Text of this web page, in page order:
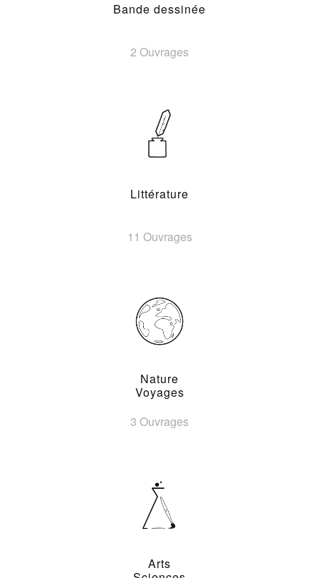
Bande dessinée
2 Ouvrages
Littérature
11 Ouvrages
Nature
Voyages
3 Ouvrages
Arts